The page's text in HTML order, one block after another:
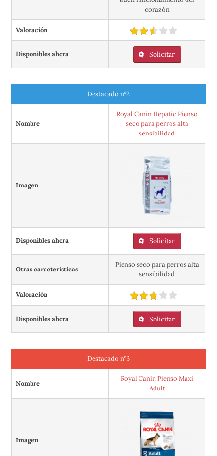
corazón
Valoración
Disponibles ahora Solicitar
Destacado nº2
Nombre
Royal Canin Hepatic Pienso
seco para perros alta
sensibilidad
Imagen
Disponibles ahora Solicitar
Otras características
Pienso seco para perros alta
sensibilidad
Valoración
Disponibles ahora Solicitar
Destacado nº3
Nombre
Royal Canin Pienso Maxi
Adult
Imagen